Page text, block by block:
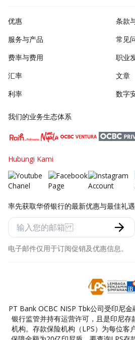
优惠
服务与产品
费率与费用
汇率
利率
条款
常见
职业
文章
数字
我们的业务生态体系
Hubungi Kami
率先获取华侨银行的最新优惠与最佳礼遇
电子邮件仅用于订阅促销及优惠信息。
PT Bank OCBC NISP Tbk公司受印尼
银行监管并持有运营许可，且是印尼存
机构。存款保险机构（LPS）为每位客